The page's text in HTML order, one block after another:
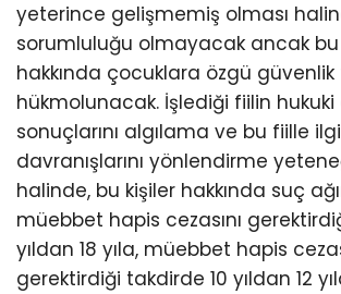
yeterince gelişmemiş olması
sorumluluğu olmayacak ancak bu
hakkında çocuklara özgü
hükmolunacak. İşlediği fiilin
sonuçlarını algılama ve bu fiille
davranışlarını yönlendirme
halinde, bu kişiler hakkında suç
müebbet hapis cezasını
yıldan 18 yıla, müebbet hapis
gerektirdiği takdirde 10 yıldan 12